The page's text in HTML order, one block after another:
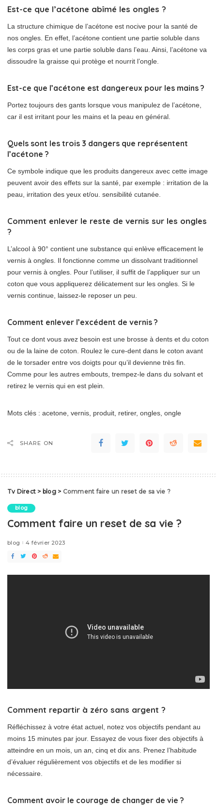
Est-ce que l’acétone abîmé les ongles ?
La structure chimique de l’acétone est nocive pour la santé de
nos ongles. En effet, l’acétone contient une partie soluble dans
les corps gras et une partie soluble dans l’eau. Ainsi, l’acétone va
dissoudre la graisse qui protège et nourrit l’ongle.
Est-ce que l’acétone est dangereux pour les mains ?
Portez toujours des gants lorsque vous manipulez de l’acétone,
car il est irritant pour les mains et la peau en général.
Quels sont les trois 3 dangers que représentent
l’acétone ?
Ce symbole indique que les produits dangereux avec cette image
peuvent avoir des effets sur la santé, par exemple : irritation de la
peau, irritation des yeux et/ou. sensibilité cutanée.
Comment enlever le reste de vernis sur les ongles
?
L’alcool à 90° contient une substance qui enlève efficacement le
vernis à ongles. Il fonctionne comme un dissolvant traditionnel
pour vernis à ongles. Pour l’utiliser, il suffit de l’appliquer sur un
coton que vous appliquerez délicatement sur les ongles. Si le
vernis continue, laissez-le reposer un peu.
Comment enlever l’excédent de vernis ?
Tout ce dont vous avez besoin est une brosse à dents et du coton
ou de la laine de coton. Roulez le cure-dent dans le coton avant
de le torsader entre vos doigts pour qu’il devienne très fin.
Comme pour les autres embouts, trempez-le dans du solvant et
retirez le vernis qui en est plein.
Mots clés : acetone, vernis, produit, retirer, ongles, ongle
SHARE ON
Tv Direct > blog> Comment faire un reset de sa vie ?
blog
Comment faire un reset de sa vie ?
blog 4 février 2023
Comment repartir à zéro sans argent ?
Réfléchissez à votre état actuel, notez vos objectifs pendant au
moins 15 minutes par jour. Essayez de vous fixer des objectifs à
atteindre en un mois, un an, cinq et dix ans. Prenez l’habitude
d’évaluer régulièrement vos objectifs et de les modifier si
nécessaire.
Comment avoir le courage de changer de vie ?